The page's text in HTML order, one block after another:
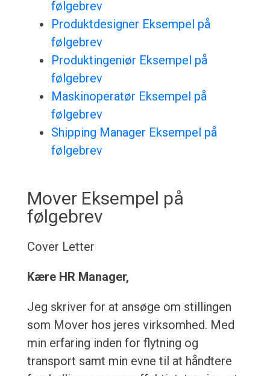
følgebrev
Produktdesigner Eksempel på
følgebrev
Produktingeniør Eksempel på
følgebrev
Maskinoperatør Eksempel på
følgebrev
Shipping Manager Eksempel på
følgebrev
Mover Eksempel på
følgebrev
Cover Letter
Kære HR Manager,
Jeg skriver for at ansøge om stillingen
som Mover hos jeres virksomhed. Med
min erfaring inden for flytning og
transport samt min evne til at håndtere